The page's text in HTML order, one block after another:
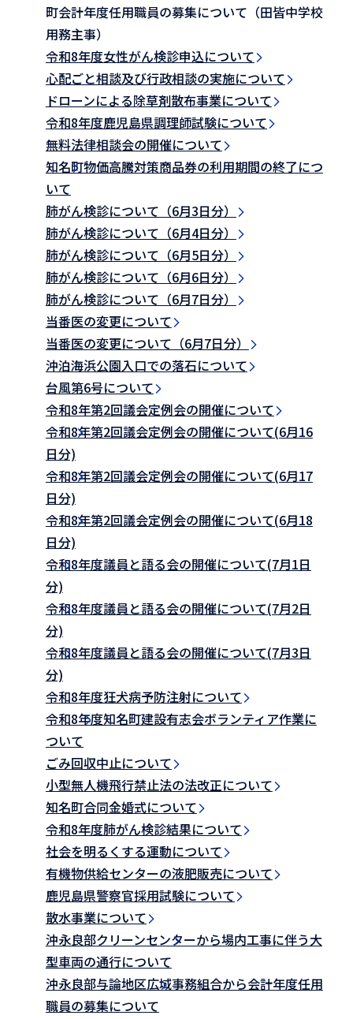
町会計年度任用職員の募集について（田皆中学校
用務主事）
令和8年度女性がん検診申込について
心配ごと相談及び行政相談の実施について
ドローンによる除草剤散布事業について
令和8年度鹿児島県調理師試験について
無料法律相談会の開催について
知名町物価高騰対策商品券の利用期間の終了につ
いて
肺がん検診について（6月3日分）
肺がん検診について（6月4日分）
肺がん検診について（6月5日分）
肺がん検診について（6月6日分）
肺がん検診について（6月7日分）
当番医の変更について
当番医の変更について（6月7日分）
沖泊海浜公園入口での落石について
台風第6号について
令和8年第2回議会定例会の開催について
令和8年第2回議会定例会の開催について(6月16
日分)
令和8年第2回議会定例会の開催について(6月17
日分)
令和8年第2回議会定例会の開催について(6月18
日分)
令和8年度議員と語る会の開催について(7月1日
分)
令和8年度議員と語る会の開催について(7月2日
分)
令和8年度議員と語る会の開催について(7月3日
分)
令和8年度狂犬病予防注射について
令和8年度知名町建設有志会ボランティア作業に
ついて
ごみ回収中止について
小型無人機飛行禁止法の法改正について
知名町合同金婚式について
令和8年度肺がん検診結果について
社会を明るくする運動について
有機物供給センターの液肥販売について
鹿児島県警察官採用試験について
散水事業について
沖永良部クリーンセンターから場内工事に伴う大
型車両の通行について
沖永良部与論地区広域事務組合から会計年度任用
職員の募集について